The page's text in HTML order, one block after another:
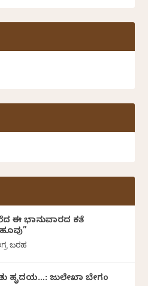
ಈ ಭಾನುವಾರದ ಕತೆ
ಬರಹ
ಹೃದಯ…: ಜುಲೇಖಾ ಬೇಗಂ